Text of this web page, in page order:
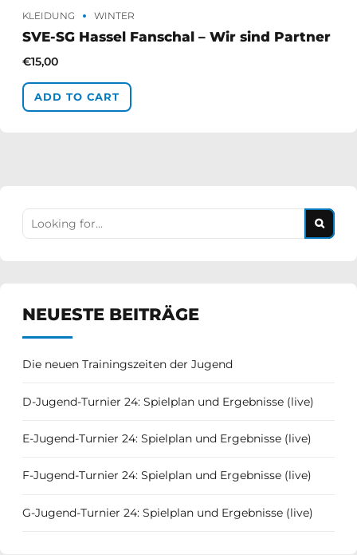
KLEIDUNG WINTER
SVE-SG Hassel Fanschal – Wir sind Partner
€15,00
ADD TO CART
NEUESTE BEITRÄGE
Die neuen Trainingszeiten der Jugend
D-Jugend-Turnier 24: Spielplan und Ergebnisse (live)
E-Jugend-Turnier 24: Spielplan und Ergebnisse (live)
F-Jugend-Turnier 24: Spielplan und Ergebnisse (live)
G-Jugend-Turnier 24: Spielplan und Ergebnisse (live)